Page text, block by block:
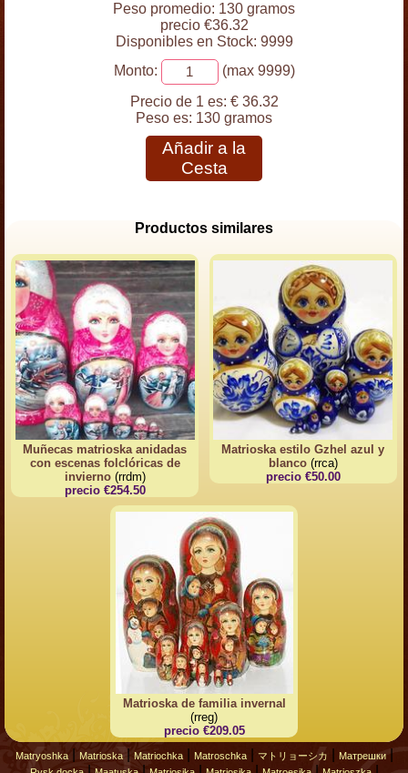
Peso promedio: 130 gramos
precio €36.32
Disponibles en Stock: 9999
Monto:
(max 9999)
Precio de 1 es: € 36.32
Peso es: 130 gramos
Añadir a la
Cesta
Productos similares
Muñecas matrioska anidadas
con escenas folclóricas de
invierno(rrdm)
precio €254.50
Matrioska estilo Gzhel azul y
blanco(rrca)
precio €50.00
Matrioska de familia invernal
(rreg)
precio €209.05
Matryoshka| Matrioska| Matriochka| Matroschka| マトリョーシカ Матрешки|